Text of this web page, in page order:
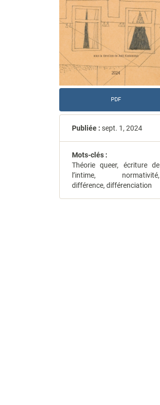
PDF
Publiée : sept. 1, 2024
Mots-clés :
Théorie queer, écriture de
l’intime, normativité,
différence, différenciation